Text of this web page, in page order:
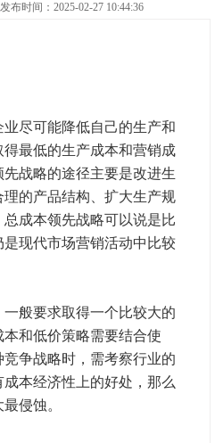
发布时间：2025-02-27 10:44:36
尽可能降低自己的生产和
最低的生产成本和营销成
战略的途径主要是改进生
的产品结构、扩大生产规
成本领先战略可以说是比
现代市场营销活动中比较
般要求取得一个比较大的
和低价策略需要结合使
争战略时，需考察行业的
本经济性上的好处，那么
侵蚀。